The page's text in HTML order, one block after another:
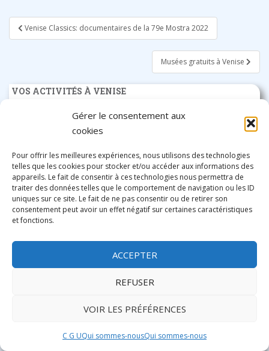
Gérer le consentement aux
cookies
Pour offrir les meilleures expériences, nous utilisons des technologies
telles que les cookies pour stocker et/ou accéder aux informations des
appareils. Le fait de consentir à ces technologies nous permettra de
traiter des données telles que le comportement de navigation ou les ID
uniques sur ce site. Le fait de ne pas consentir ou de retirer son
consentement peut avoir un effet négatif sur certaines caractéristiques
et fonctions.
ACCEPTER
REFUSER
VOIR LES PRÉFÉRENCES
C G UQui sommes-nousQui sommes-nous
Navigation
de
Venise Classics: documentaires de la 79e Mostra 2022
Musées gratuits à Venise
VOS ACTIVITÉS À VENISE